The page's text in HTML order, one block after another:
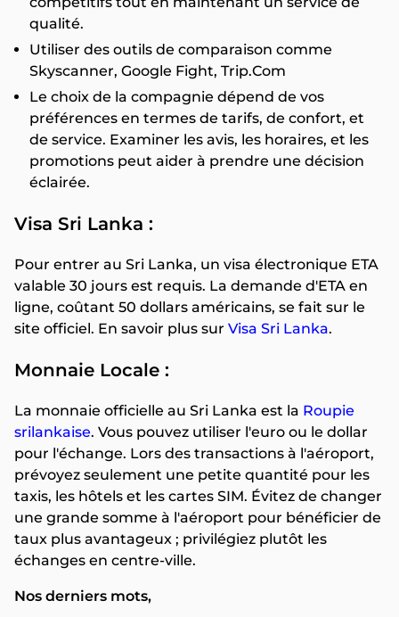
qualité.
Utiliser des outils de comparaison comme
Skyscanner, Google Fight, Trip.Com
Le choix de la compagnie dépend de vos
préférences en termes de tarifs, de confort, et
de service. Examiner les avis, les horaires, et les
promotions peut aider à prendre une décision
éclairée.
Visa Sri Lanka :
Pour entrer au Sri Lanka, un visa électronique ETA
valable 30 jours est requis. La demande d'ETA en
ligne, coûtant 50 dollars américains, se fait sur le
site officiel. En savoir plus sur Visa Sri Lanka.
Monnaie Locale :
La monnaie officielle au Sri Lanka est la Roupie
srilankaise. Vous pouvez utiliser l'euro ou le dollar
pour l'échange. Lors des transactions à l'aéroport,
prévoyez seulement une petite quantité pour les
taxis, les hôtels et les cartes SIM. Évitez de changer
une grande somme à l'aéroport pour bénéficier de
taux plus avantageux ; privilégiez plutôt les
échanges en centre-ville.
Nos derniers mots,